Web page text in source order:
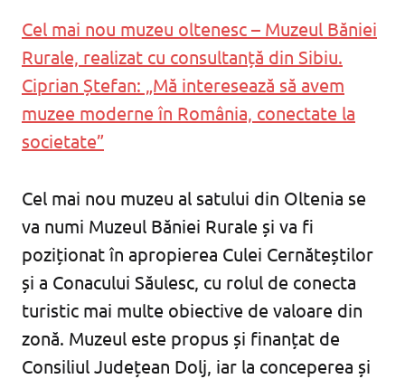
Cel mai nou muzeu oltenesc – Muzeul Băniei
Rurale, realizat cu consultanță din Sibiu.
Ciprian Ștefan: „Mă interesează să avem
muzee moderne în România, conectate la
societate”
Cel mai nou muzeu al satului din Oltenia se
va numi Muzeul Băniei Rurale și va fi
poziționat în apropierea Culei Cernăteștilor
și a Conacului Săulesc, cu rolul de conecta
turistic mai multe obiective de valoare din
zonă. Muzeul este propus și finanțat de
Consiliul Județean Dolj, iar la conceperea și